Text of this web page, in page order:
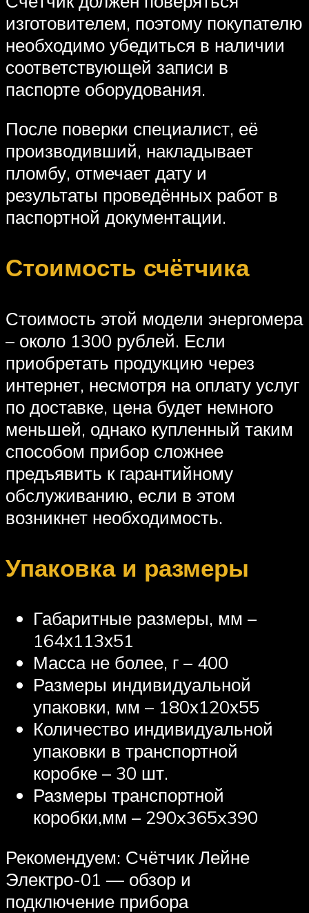
изготовителем, поэтому покупателю
необходимо убедиться в наличии
соответствующей записи в
паспорте оборудования.
После поверки специалист, её
производивший, накладывает
пломбу, отмечает дату и
результаты проведённых работ в
паспортной документации.
Стоимость счётчика
Стоимость этой модели энергомера
– около 1300 рублей. Если
приобретать продукцию через
интернет, несмотря на оплату услуг
по доставке, цена будет немного
меньшей, однако купленный таким
способом прибор сложнее
предъявить к гарантийному
обслуживанию, если в этом
возникнет необходимость.
Упаковка и размеры
Габаритные размеры, мм –
164х113х51
Масса не более, г – 400
Размеры индивидуальной
упаковки, мм – 180х120х55
Количество индивидуальной
упаковки в транспортной
коробке – 30 шт.
Размеры транспортной
коробки,мм – 290x365x390
Рекомендуем: Счётчик Лейне
Электро-01 — обзор и
подключение прибора